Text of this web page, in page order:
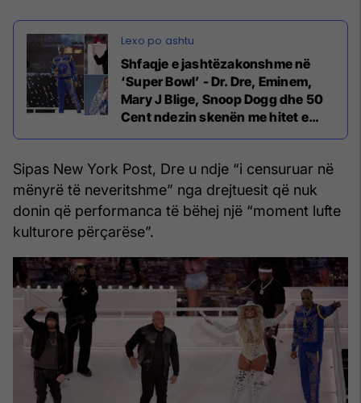
Shfaqje e jashtëzakonshme në
‘Super Bowl’ - Dr. Dre, Eminem,
Mary J Blige, Snoop Dogg dhe 50
Cent ndezin skenën me hitet e
Sipas New York Post, Dre u ndje “i censuruar në
mënyrë të neveritshme” nga drejtuesit që nuk
donin që performanca të bëhej një “moment lufte
kulturore përçarëse”.